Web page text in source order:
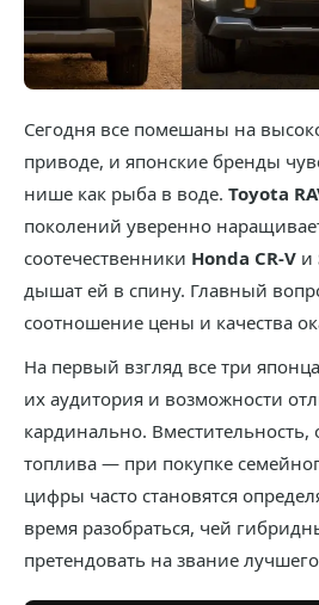
Сегодня все помешаны на
приводе, и японские бренды
нише как рыба в воде. Toyota
поколений уверенно
соотечественники Honda CR-V и
дышат ей в спину. Главный
соотношение цены и качества
На первый взгляд все три
их аудитория и возможности
кардинально.
топлива — при покупке
цифры часто становятся
время разобраться, чей
претендовать на звание